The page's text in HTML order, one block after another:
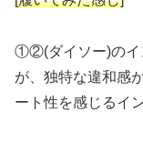
①②(ダイソー)のイ
が、独特な違和感
ート性を感じるイ